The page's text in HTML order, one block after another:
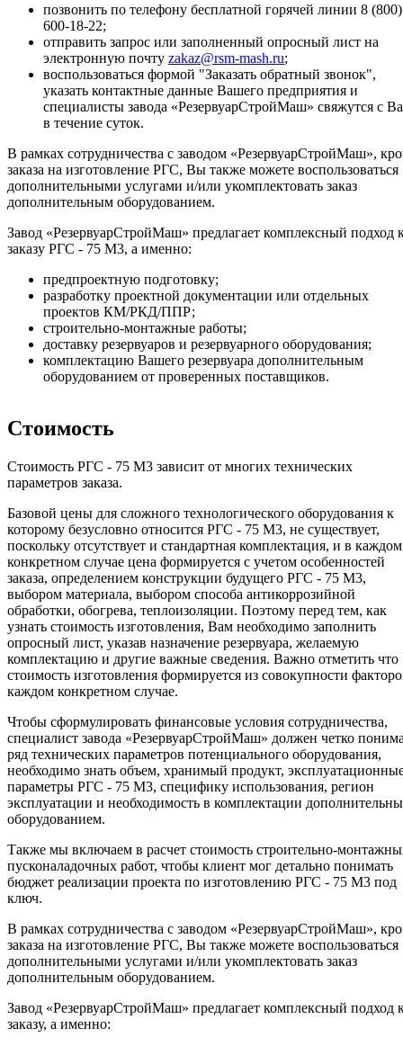
позвонить по телефону бесплатной горячей линии 8 (800)
600-18-22;
отправить запрос или заполненный опросный лист на
электронную почту zakaz@rsm-mash.ru;
воспользоваться формой "Заказать обратный звонок",
указать контактные данные Вашего предприятия и
специалисты завода «РезервуарСтройМаш» свяжутся с
в течение суток.
В рамках сотрудничества с заводом «РезервуарСтройМаш»,
заказа на изготовление РГС, Вы также можете воспользоваться
дополнительными услугами и/или укомплектовать заказ
дополнительным оборудованием.
Завод «РезервуарСтройМаш» предлагает комплексный подход
заказу РГС - 75 М3, а именно:
предпроектную подготовку;
разработку проектной документации или отдельных
проектов КМ/РКД/ППР;
строительно-монтажные работы;
доставку резервуаров и резервуарного оборудования;
комплектацию Вашего резервуара дополнительным
оборудованием от проверенных поставщиков.
Стоимость
Стоимость РГС - 75 М3 зависит от многих технических
параметров заказа.
Базовой цены для сложного технологического оборудования к
которому безусловно относится РГС - 75 М3, не существует,
поскольку отсутствует и стандартная комплектация, и в каждом
конкретном случае цена формируется с учетом особенностей
заказа, определением конструкции будущего РГС - 75 М3,
выбором материала, выбором способа антикоррозийной
обработки, обогрева, теплоизоляции. Поэтому перед тем, как
узнать стоимость изготовления, Вам необходимо заполнить
опросный лист, указав назначение резервуара, желаемую
комплектацию и другие важные сведения. Важно отметить что
стоимость изготовления формируется из совокупности
каждом конкретном случае.
Чтобы сформулировать финансовые условия сотрудничества,
специалист завода «РезервуарСтройМаш» должен четко
ряд технических параметров потенциального оборудования,
необходимо знать объем, хранимый продукт,
параметры РГС - 75 М3, специфику использования, регион
эксплуатации и необходимость в комплектации
оборудованием.
Также мы включаем в расчет стоимость строительно-
пусконаладочных работ, чтобы клиент мог детально понимать
бюджет реализации проекта по изготовлению РГС - 75 М3 под
ключ.
В рамках сотрудничества с заводом «РезервуарСтройМаш»,
заказа на изготовление РГС, Вы также можете воспользоваться
дополнительными услугами и/или укомплектовать заказ
дополнительным оборудованием.
Завод «РезервуарСтройМаш» предлагает комплексный подход
заказу, а именно: